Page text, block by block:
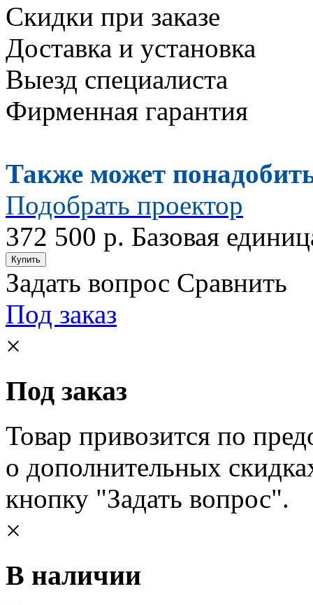
Скидки при заказе
Доставка и установка
Выезд специалиста
Фирменная гарантия
Также может
Подобрать проектор
372 500 р. Базовая
Задать вопрос Сравнить
Под заказ
×
Под заказ
Товар привозится по
о дополнительных
кнопку "Задать вопрос".
×
В наличии